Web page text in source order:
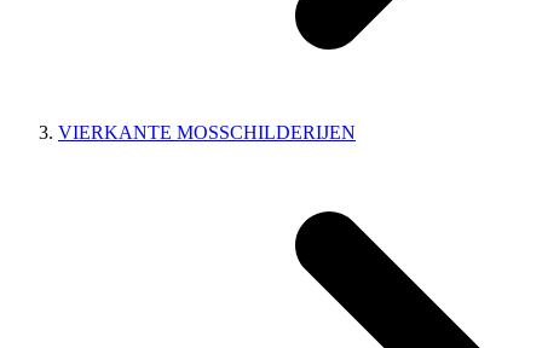
VIERKANTE MOSSCHILDERIJEN